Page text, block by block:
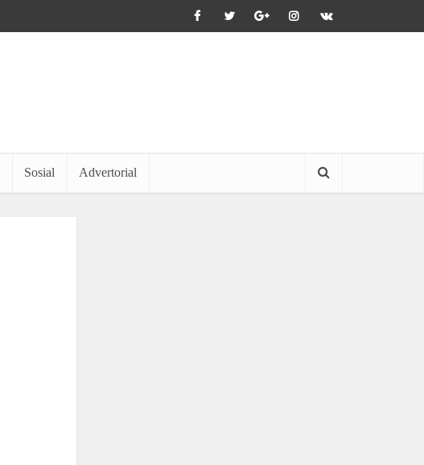
Sosial Advertorial